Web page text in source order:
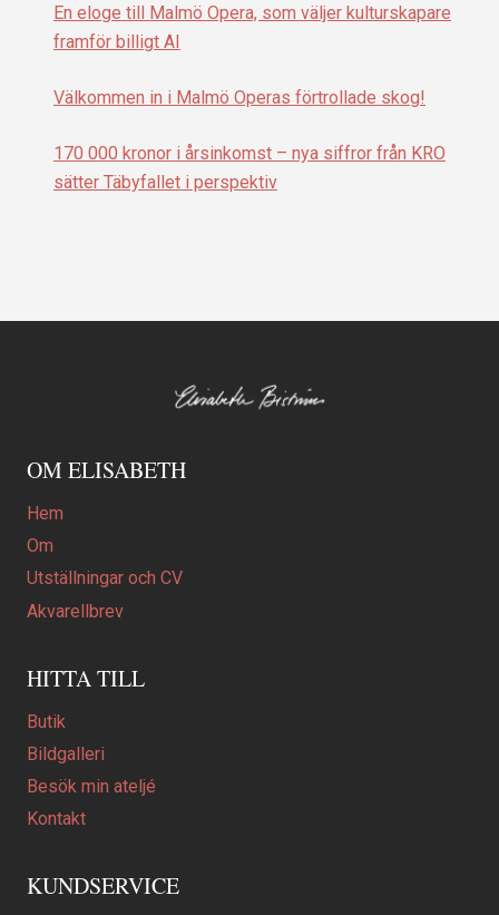
En eloge till Malmö Opera, som väljer kulturskapare
framför billigt AI
Välkommen in i Malmö Operas förtrollade skog!
170 000 kronor i årsinkomst – nya siffror från KRO
sätter Täbyfallet i perspektiv
OM ELISABETH
Hem
Om
Utställningar och CV
Akvarellbrev
HITTA TILL
Butik
Bildgalleri
Besök min ateljé
Kontakt
KUNDSERVICE